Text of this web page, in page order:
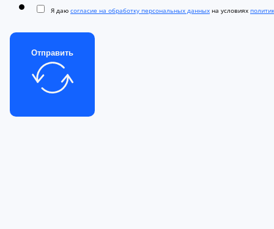
Я даю согласие на обработку персональных данных на условиях
Отправить